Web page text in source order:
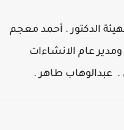
الدكتور . أحمد معجم
عام الانشاءات
طاهر .